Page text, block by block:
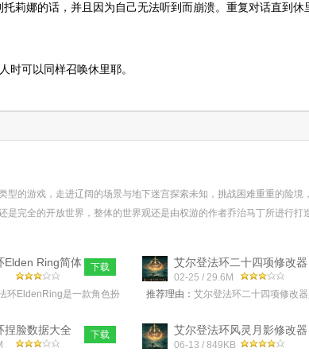
莉娜的话，并且因为自己无法听到而崩溃。重复对话直到休
时可以同样召唤休里耶。
型的游戏，走进辽阔的场景与地下迷宫探索未知，挑战困难重重的险境
是完全的开放世界，整体的世界观还是由权游的作者乔治马丁所进行打
下载
Elden Ring简体
环EldenRing是一款角色扮
款游戏将提供
艾尔登法环二十四项修改器
中文版v1
02-25 / 29.6M
推荐理由： 艾尔登法环二十四项修改
歌的作者联手制作，今天小编为玩
下载
捏脸数据大全
艾尔登法环风灵月影修改器
V1.02-1.
06-13 / 849KB